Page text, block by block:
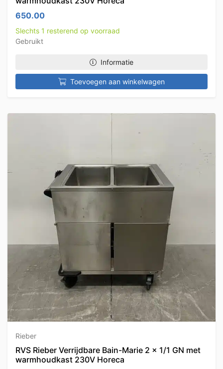
650.00
Slechts 1 resterend op voorraad
Gebruikt
Informatie
Toevoegen aan winkelwagen
Rieber
RVS Rieber Verrijdbare Bain-Marie 2 x 1/1 GN met
warmhoudkast 230V Horeca